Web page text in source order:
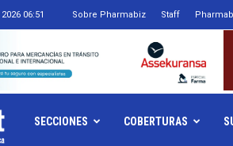
06:51 Sobre Pharmabiz Staff
Pharmabiz.NET
SECCIONES COBERTURAS